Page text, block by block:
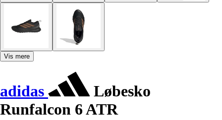
Vis mere
adidas
Løbesko
Runfalcon 6 ATR